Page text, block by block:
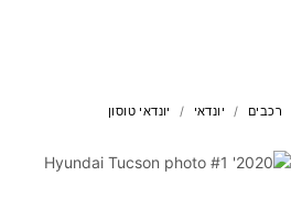
רכבים יונדאי יונדאי טוסון